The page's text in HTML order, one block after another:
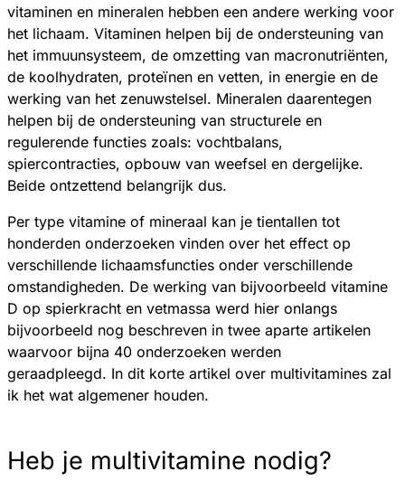
vitaminen en mineralen hebben een andere werking voor
het lichaam. Vitaminen helpen bij de ondersteuning van
het immuunsysteem, de omzetting van macronutriënten,
de koolhydraten, proteïnen en vetten, in energie en de
werking van het zenuwstelsel. Mineralen daarentegen
helpen bij de ondersteuning van structurele en
regulerende functies zoals: vochtbalans,
spiercontracties, opbouw van weefsel en dergelijke.
Beide ontzettend belangrijk dus.
Per type vitamine of mineraal kan je tientallen tot
honderden onderzoeken vinden over het effect op
verschillende lichaamsfuncties onder verschillende
omstandigheden. De werking van bijvoorbeeld vitamine
D op spierkracht en vetmassa werd hier onlangs
bijvoorbeeld nog beschreven in twee aparte artikelen
waarvoor bijna 40 onderzoeken werden
geraadpleegd. In dit korte artikel over multivitamines zal
ik het wat algemener houden.
Heb je multivitamine nodig?